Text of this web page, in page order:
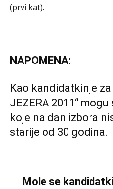
(prvi kat).
NAPOMENA:
Kao kandidatkinje za
JEZERA 2011“
koje na dan izbora
starije od 30 godina.
Mole se